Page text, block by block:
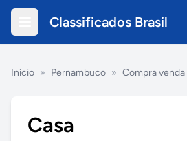
Classificados Brasil
Início » Pernambuco » Compra venda
Casa